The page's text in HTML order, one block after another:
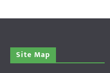
Site Map